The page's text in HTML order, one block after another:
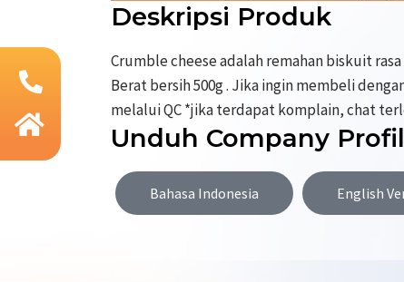
Deskripsi Produk
Crumble cheese adalah remahan biskuit
Berat bersih 500g . Jika ingin membeli
melalui QC *jika terdapat komplain, chat
Unduh Company
Bahasa Indonesia English